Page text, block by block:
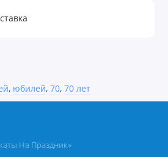
, юбилей, 70, 70 лет
На Праздник»